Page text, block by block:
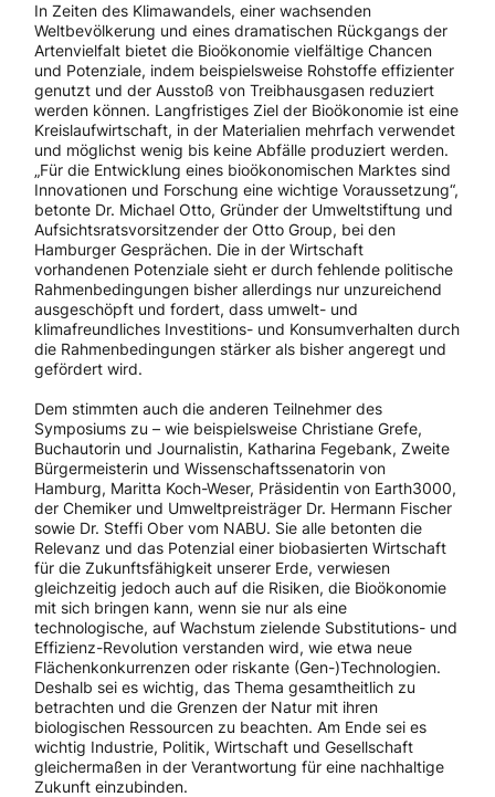
In Zeiten des Klimawandels, einer wachsenden
Weltbevölkerung und eines dramatischen Rückgangs der
Artenvielfalt bietet die Bioökonomie vielfältige Chancen
und Potenziale, indem beispielsweise Rohstoffe effizienter
genutzt und der Ausstoß von Treibhausgasen reduziert
werden können. Langfristiges Ziel der Bioökonomie ist eine
Kreislaufwirtschaft, in der Materialien mehrfach verwendet
und möglichst wenig bis keine Abfälle produziert werden.
„Für die Entwicklung eines bioökonomischen Marktes sind
Innovationen und Forschung eine wichtige Voraussetzung“,
betonte Dr. Michael Otto, Gründer der Umweltstiftung und
Aufsichtsratsvorsitzender der Otto Group, bei den
Hamburger Gesprächen. Die in der Wirtschaft
vorhandenen Potenziale sieht er durch fehlende politische
Rahmenbedingungen bisher allerdings nur unzureichend
ausgeschöpft und fordert, dass umwelt- und
klimafreundliches Investitions- und Konsumverhalten durch
die Rahmenbedingungen stärker als bisher angeregt und
gefördert wird.
Dem stimmten auch die anderen Teilnehmer des
Symposiums zu – wie beispielsweise Christiane Grefe,
Buchautorin und Journalistin, Katharina Fegebank, Zweite
Bürgermeisterin und Wissenschaftssenatorin von
Hamburg, Maritta Koch-Weser, Präsidentin von Earth3000,
der Chemiker und Umweltpreisträger Dr. Hermann Fischer
sowie Dr. Steffi Ober vom NABU. Sie alle betonten die
Relevanz und das Potenzial einer biobasierten Wirtschaft
für die Zukunftsfähigkeit unserer Erde, verwiesen
gleichzeitig jedoch auch auf die Risiken, die Bioökonomie
mit sich bringen kann, wenn sie nur als eine
technologische, auf Wachstum zielende Substitutions- und
Effizienz-Revolution verstanden wird, wie etwa neue
Flächenkonkurrenzen oder riskante (Gen-)Technologien.
Deshalb sei es wichtig, das Thema gesamtheitlich zu
betrachten und die Grenzen der Natur mit ihren
biologischen Ressourcen zu beachten. Am Ende sei es
wichtig Industrie, Politik, Wirtschaft und Gesellschaft
gleichermaßen in der Verantwortung für eine nachhaltige
Zukunft einzubinden.